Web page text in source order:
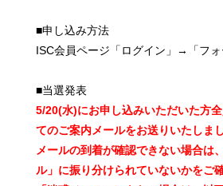
■申し込み方法
ISC会員ページ「ログイン」→「フォ
■当選発表
5/20(水)にお申し込みいただいた方
てのご案内メールをお送りいたしまし
メールの到着が確認できない場合は
ル」に振り分けられていないかをご